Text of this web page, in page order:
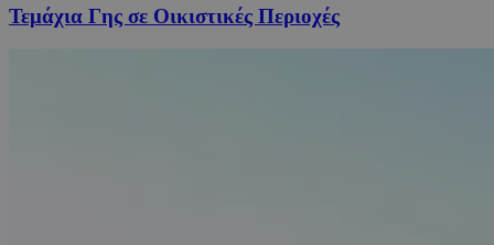
Τεμάχια Γης σε Οικιστικές Περιοχές